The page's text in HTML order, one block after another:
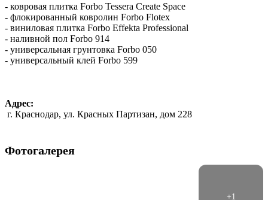
- ковровая плитка Forbo Tessera Create Space
- флокированный ковролин Forbo Flotex
- виниловая плитка Forbo Effekta Professional
- наливной пол Forbo 914
- универсальная грунтовка Forbo 050
- универсальный клей Forbo 599
Адрес:
г. Краснодар, ул. Красных Партизан, дом 228
Фотогалерея